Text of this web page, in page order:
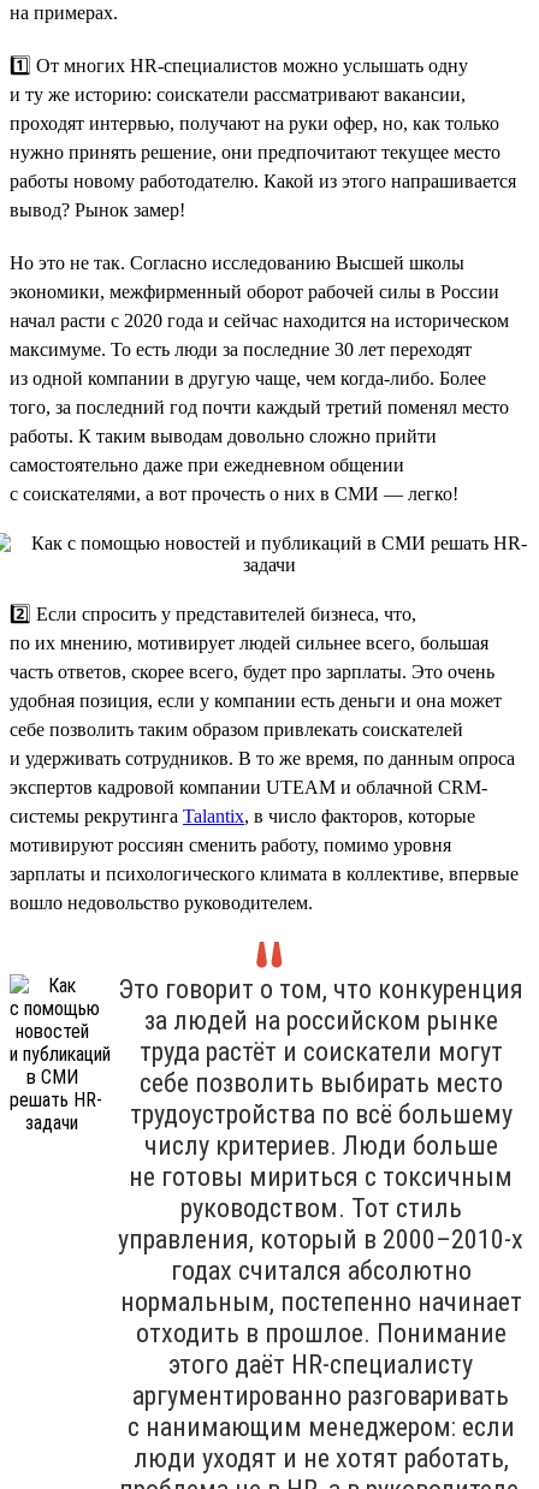
на примерах.
1️⃣ От многих HR-специалистов можно услышать одну
и ту же историю: соискатели рассматривают вакансии,
проходят интервью, получают на руки офер, но, как только
нужно принять решение, они предпочитают текущее место
работы новому работодателю. Какой из этого напрашивается
вывод? Рынок замер!
Но это не так. Согласно исследованию Высшей школы
экономики, межфирменный оборот рабочей силы в России
начал расти с 2020 года и сейчас находится на историческом
максимуме. То есть люди за последние 30 лет переходят
из одной компании в другую чаще, чем когда-либо. Более
того, за последний год почти каждый третий поменял место
работы. К таким выводам довольно сложно прийти
самостоятельно даже при ежедневном общении
с соискателями, а вот прочесть о них в СМИ — легко!
2️⃣ Если спросить у представителей бизнеса, что,
по их мнению, мотивирует людей сильнее всего, большая
часть ответов, скорее всего, будет про зарплаты. Это очень
удобная позиция, если у компании есть деньги и она может
себе позволить таким образом привлекать соискателей
и удерживать сотрудников. В то же время, по данным опроса
экспертов кадровой компании UTEAM и облачной CRM-
системы рекрутинга Talantix, в число факторов, которые
мотивируют россиян сменить работу, помимо уровня
зарплаты и психологического климата в коллективе, впервые
вошло недовольство руководителем.
Это говорит о том, что конкуренция
за людей на российском рынке
труда растёт и соискатели могут
себе позволить выбирать место
трудоустройства по всё большему
числу критериев. Люди больше
не готовы мириться с токсичным
руководством. Тот стиль
управления, который в 2000–2010-х
годах считался абсолютно
нормальным, постепенно начинает
отходить в прошлое. Понимание
этого даёт HR-специалисту
аргументированно разговаривать
с нанимающим менеджером: если
люди уходят и не хотят работать,